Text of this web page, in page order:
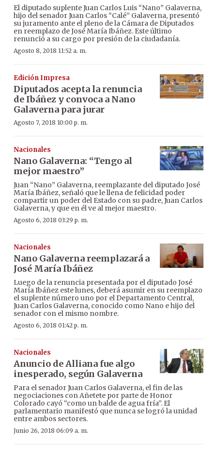
El diputado suplente Juan Carlos Luis “Nano” Galaverna,
hijo del senador Juan Carlos “Calé” Galaverna, presentó
su juramento ante el pleno de la Cámara de Diputados
en reemplazo de José María Ibáñez. Este último
renunció a su cargo por presión de la ciudadanía.
Agosto 8, 2018 11:52 a. m.
Edición Impresa
Diputados acepta la renuncia
de Ibáñez y convoca a Nano
Galaverna para jurar
Agosto 7, 2018 10:00 p. m.
Nacionales
Nano Galaverna: “Tengo al
mejor maestro”
Juan “Nano” Galaverna, reemplazante del diputado José
María Ibáñez, señaló que le llena de felicidad poder
compartir un poder del Estado con su padre, Juan Carlos
Galaverna, y que en él ve al mejor maestro.
Agosto 6, 2018 03:29 p. m.
Nacionales
Nano Galaverna reemplazará a
José María Ibáñez
Luego de la renuncia presentada por el diputado José
María Ibáñez este lunes, deberá asumir en su reemplazo
el suplente número uno por el Departamento Central,
Juan Carlos Galaverna, conocido como Nano e hijo del
senador con el mismo nombre.
Agosto 6, 2018 01:42 p. m.
Nacionales
Anuncio de Alliana fue algo
inesperado, según Galaverna
Para el senador Juan Carlos Galaverna, el fin de las
negociaciones con Añetete por parte de Honor
Colorado cayó “como un balde de agua fría”. El
parlamentario manifestó que nunca se logró la unidad
entre ambos sectores.
Junio 26, 2018 06:09 a. m.